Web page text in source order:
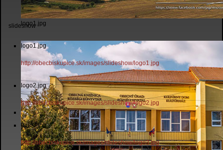
logo1.jpg
slideshow
logo1.jpg
http://obecbiskupice.sk/images/slideshow/logo1.jpg
logo2.jpg
http://obecbiskupice.sk/images/slideshow/logo2.jpg
logo3.jpg
http://obecbiskupice.sk/images/slideshow/logo3.jpg